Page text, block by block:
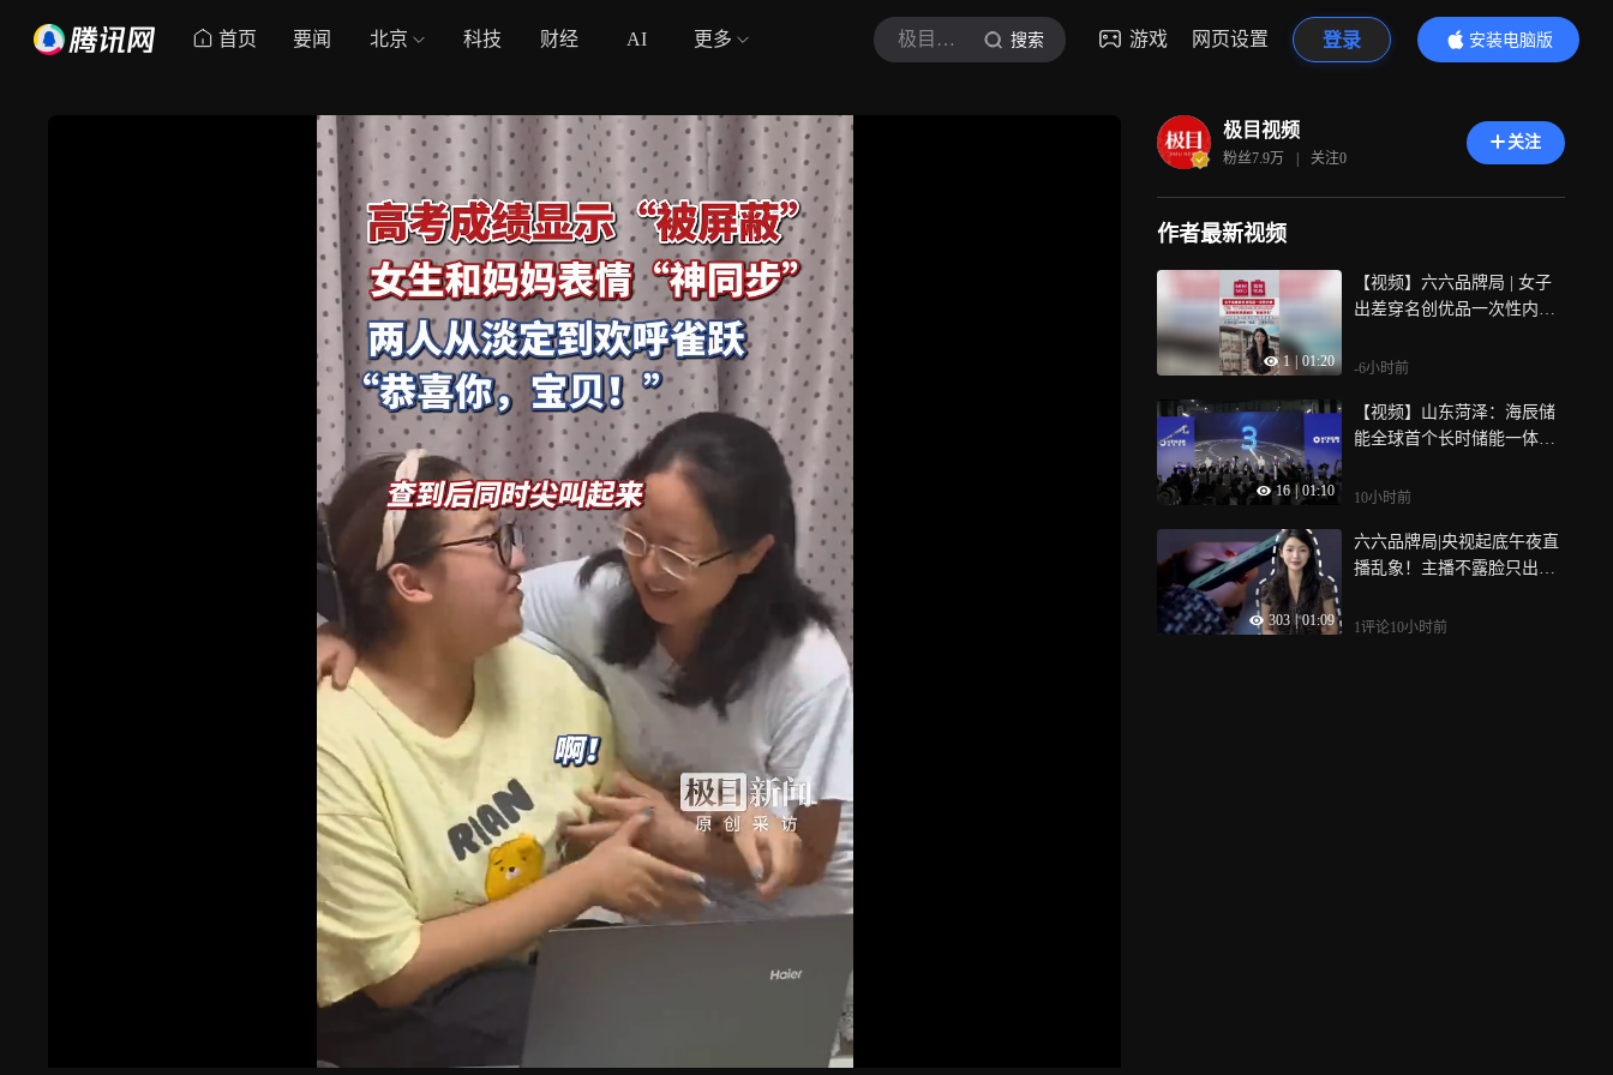
首页 要闻 北京 科技 财经 AI 更多 极目视频 搜索 游戏 网页设置 登录
安装电脑版
内容更精彩
极目视频
粉丝7.9万 | 关注0
关注
作者最新视频
1 01:20
【视频】六六品牌局 | 女子
出差穿名创优品一次性内
色的布”，发视频称质量差到
启动紧急调查。名创优品口
中的“优品”，成色何在？
-6小时前
16 | 01:10
【视频】山东菏泽：海辰储
能全球首个长时储能一体化
10小时前
303 | 01:09
六六品牌局|央视起底午夜直
播乱象！主播不露脸只出
别上当！小心陷入诈骗套路
1评论10小时前